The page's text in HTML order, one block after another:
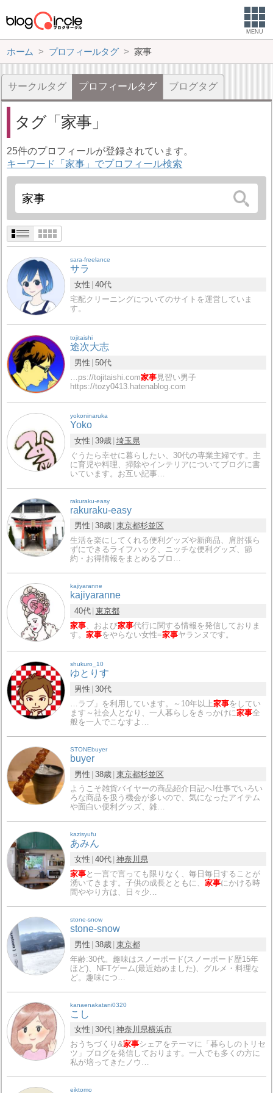
MENU
ホーム プロフィールタグ 家事
サークルタグ プロフィールタグ ブログタグ
タグ 家事
25件のプロフィールが登録されています。
キーワード「家事」でプロフィール検索
sara-freelance
サラ
女性 40代
宅配クリーニングについてのサイトを運営していま
す。
tojitaishi
途次大志
男性 50代
…ps://tojitaishi.com家事見習い男子
https://tozy0413.hatenablog.com
yokoninaruka
Yoko
女性 39歳 埼玉県
ぐうたら幸せに暮らしたい、30代の専業主婦です。主
に育児や料理、掃除やインテリアについてブログに書
いています。お互い記事…
rakuraku-easy
rakuraku-easy
男性 38歳 東京都杉並区
生活を楽にしてくれる便利グッズや新商品、肩肘張ら
ずにできるライフハック、ニッチな便利グッズ、節
約・お得情報をまとめるブロ…
kajiyaranne
kajiyaranne
40代 東京都
家事 、および家事代行に関する情報を発信しておりま
す。家事をやらない女性=家事ヤランヌです。
shukuro_10
ゆとりす
男性 30代
…ラブ」を利用しています。～10年以上家事をしてい
ます～社会人となり、一人暮らしをきっかけに家事全
般を一人でこなすよ…
STONEbuyer
buyer
男性 38歳 東京都杉並区
ようこそ雑貨バイヤーの商品紹介日記へ!仕事でいろい
ろな商品を扱う機会が多いので、気になったアイテム
や面白い便利グッズ、雑…
kazisyufu
あみん
女性 40代 神奈川県
家事と一言で言っても限りなく、毎日毎日することが
湧いてきます。子供の成長とともに、家事にかける時
間ややり方は、日々少…
stone-snow
stone-snow
男性 38歳 東京都
年齢:30代。趣味はスノーボード(スノーボード歴15年
ほど)、NFTゲーム(最近始めました)、グルメ・料理な
ど。趣味につ…
kanaenakatani0320
こし
女性 30代 神奈川県横浜市
おうちづくり&家事シェアをテーマに「暮らしのトリセ
ツ」ブログを発信しております。一人でも多くの方に
私が培ってきたノウ…
eiktomo